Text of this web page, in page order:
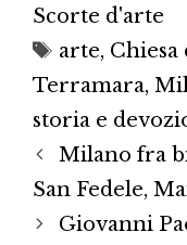
Scorte d'arte
Tag
arte, Chiesa
Terramara,
storia e
Milano fra
San Fedele,
Giovanni